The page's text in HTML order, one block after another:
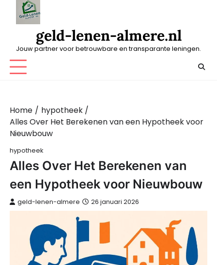
geld-lenen-almere.nl
Jouw partner voor betrouwbare en transparante leningen.
Home
hypotheek
Alles Over Het Berekenen van een Hypotheek voor
Nieuwbouw
hypotheek
Alles Over Het Berekenen van
een Hypotheek voor Nieuwbouw
geld-lenen-almere 26 januari 2026